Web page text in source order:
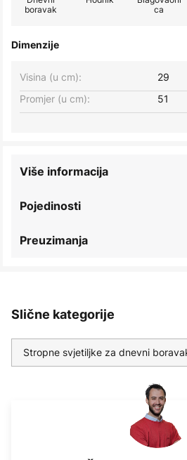
boravak
ca
Dimenzije
Visina (u cm):
29
Promjer (u cm):
51
Pojedinosti
Više informacija
Preuzimanja
Slične kategorije
Stropne svjetiljke za dnevni